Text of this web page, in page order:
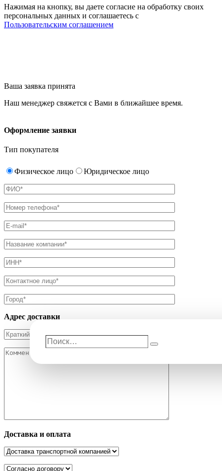
Нажимая на кнопку, вы даете согласие на обработку своих
персональных данных и соглашаетесь с
Пользовательским соглашением
Ваша заявка принята
Наш менеджер свяжется с Вами в ближайшее время.
Оформление заявки
Тип покупателя
Физическое лицо Юридическое лицо
Адрес доставки
Доставка и оплата
Поиск…
Поиск